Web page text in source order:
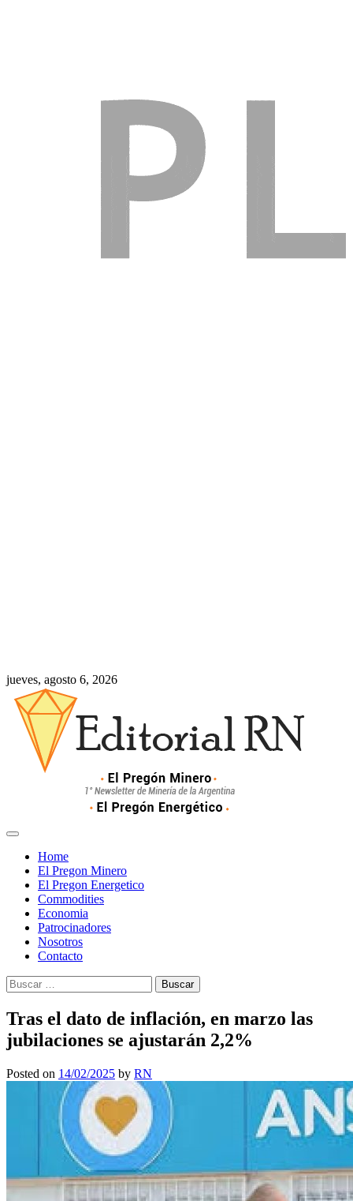
jueves, agosto 6, 2026
Home
El Pregon Minero
El Pregon Energetico
Commodities
Economia
Patrocinadores
Nosotros
Contacto
Buscar:
Tras el dato de inflación, en marzo las
jubilaciones se ajustarán 2,2%
Posted on 14/02/2025 by RN